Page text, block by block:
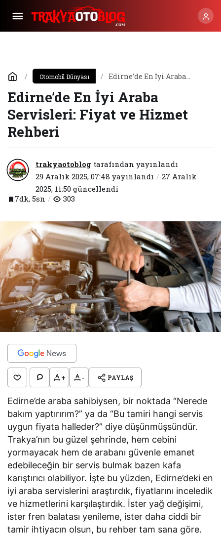
Otomobil Dünyası
Edirne’de En İyi Araba
Rehberi
Edirne’de En İyi Araba
Servisleri: Fiyat ve Hizmet
Rehberi
trakyaotoblog tarafından yayınlandı
29 Aralık 2025, 07:48 yayınlandı
27 Aralık
2025, 11:50 güncellendi
7dk, 5sn
303
+ - PAYLAŞ
Edirne’de araba sahibiysen, bir noktada “Nerede
bakım yaptırırım?” ya da “Bu tamiri hangi servis
uygun fiyata halleder?” diye düşünmüşsündür.
Trakya’nın bu güzel şehrinde, hem cebini
yormayacak hem de arabanı güvenle emanet
edebileceğin bir servis bulmak bazen kafa
karıştırıcı olabiliyor. İşte bu yüzden, Edirne’deki en
iyi araba servislerini araştırdık, fiyatlarını inceledik
ve hizmetlerini karşılaştırdık. İster yağ değişimi,
ister fren balatası yenileme, ister daha ciddi bir
tamir ihtiyacın olsun, bu rehber tam sana göre.